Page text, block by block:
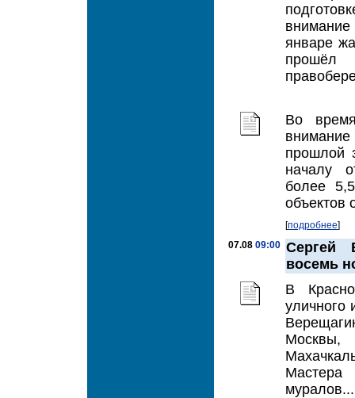
январе
прошёл
Во
прошлой
началу
более
объектов
[подробнее]
07.08 09:00 Сергей
восемь
В
уличного
Москвы,
Мастера
муралов...